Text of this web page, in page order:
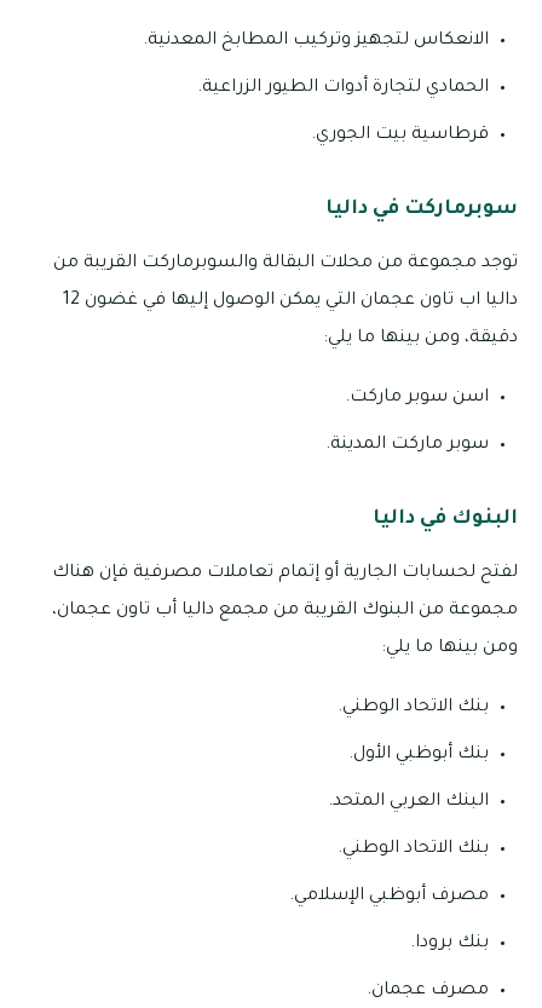
الانعكاس لتجهيز وتركيب المطابخ المعدنية.
الحمادي لتجارة أدوات الطيور الزراعية.
قرطاسية بيت الجوري.
سوبرماركت في داليا
توجد مجموعة من محلات البقالة والسوبرماركت القريبة من
داليا اب تاون عجمان التي يمكن الوصول إليها في غضون 12
دقيقة، ومن بينها ما يلي:
اسن سوبر ماركت.
سوبر ماركت المدينة.
البنوك في داليا
لفتح لحسابات الجارية أو إتمام تعاملات مصرفية فإن هناك
مجموعة من البنوك القريبة من مجمع داليا أب تاون عجمان،
ومن بينها ما يلي:
بنك الاتحاد الوطني.
بنك أبوظبي الأول.
البنك العربي المتحد.
بنك الاتحاد الوطني.
مصرف أبوظبي الإسلامي.
بنك برودا.
مصرف عجمان.